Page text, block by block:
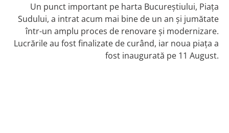
Un punct important pe harta Bucureștiului, Piața
Sudului, a intrat acum mai bine de un an și jumătate
într-un amplu proces de renovare și modernizare.
Lucrările au fost finalizate de curând, iar noua piața a
fost inaugurată pe 11 August.